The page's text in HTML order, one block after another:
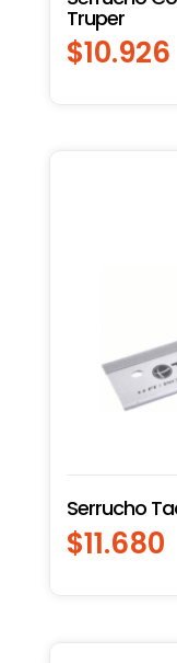
Truper
$10.926
Serrucho
$11.680